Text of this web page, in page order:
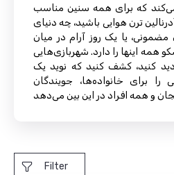
می‌کند که برای همه سنین مناسب
ترن هوایی باشید، چه دنیای
یا یک روز آرام در میان
همه اینها را دارد. شهربازی‌هایی
کنید، کشف کنید که نوید یک
را برای خانواده‌ها، جویندگان
Filter